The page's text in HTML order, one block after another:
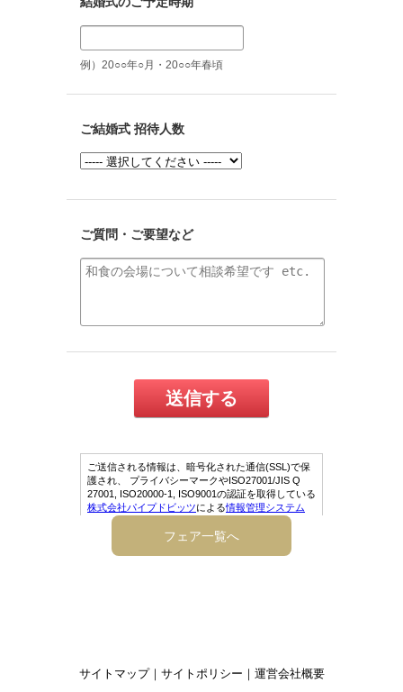
フェア一覧へ
サイトマップ｜ サイトポリシー ｜ 運営会社概要